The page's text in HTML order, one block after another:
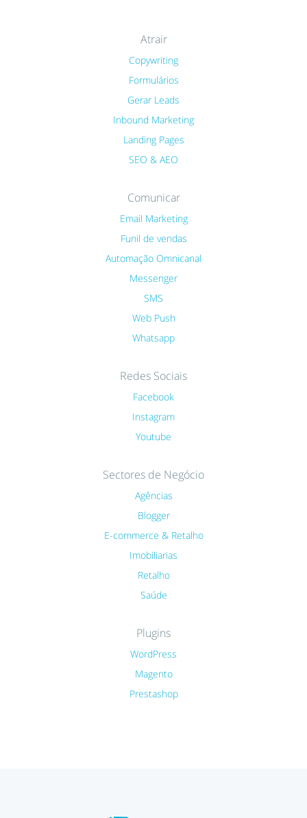
Atrair
Copywriting
Formulários
Gerar Leads
Inbound Marketing
Landing Pages
SEO & AEO
Comunicar
Email Marketing
Funil de vendas
Automação Omnicanal
Messenger
SMS
Web Push
Whatsapp
Redes Sociais
Facebook
Instagram
Youtube
Sectores de Negócio
Agências
Blogger
E-commerce & Retalho
Imobiliarias
Retalho
Saúde
Plugins
WordPress
Magento
Prestashop